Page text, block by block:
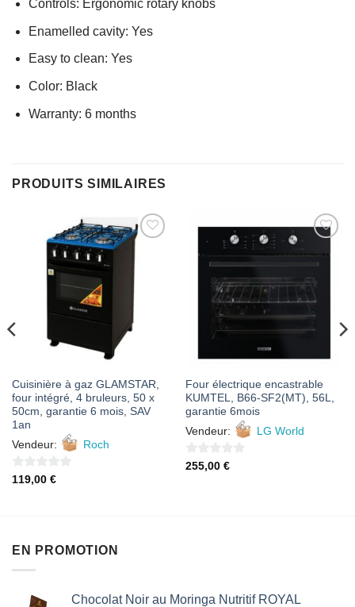
Controls: Ergonomic rotary knobs
Enamelled cavity: Yes
Easy to clean: Yes
Color: Black
Warranty: 6 months
PRODUITS SIMILAIRES
AJOUTER
À MES
FAVORIS
Cuisinière à gaz GLAMSTAR,
four intégré, 4 bruleurs, 50 x
50cm, garantie 6 mois, SAV
1an
Vendeur:
Roch
0
119,00 €
AJOUTER
À MES
FAVORIS
Four électrique encastrable
KUMTEL, B66-SF2(MT), 56L,
garantie 6mois
Vendeur:
LG World
0
255,00 €
EN PROMOTION
Chocolat Noir au Moringa Nutritif ROYAL